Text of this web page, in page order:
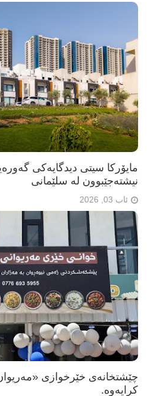
مایۆرکا سیتی دیدگایەکی
نیشتەجێبوون لە سلێمانی
ئاب 03, 2026
چێشتخانەی خێرخوازی
كرایه‌وه‌.